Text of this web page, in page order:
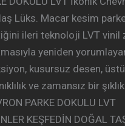
Lüks. Macar kesim
ileri teknoloji LVT vinil
yeniden
kusursuz desen,
ve zamansız bir
PARKE DOKULU LVT
KEŞFEDİN DOĞAL